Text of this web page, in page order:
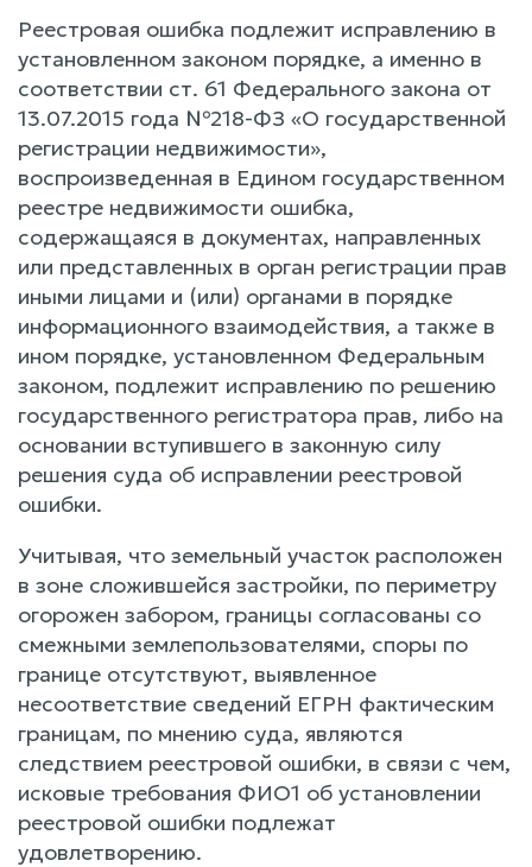
Реестровая ошибка подлежит исправлению в
установленном законом порядке, а именно в
соответствии ст. 61 Федерального закона от
13.07.2015 года №218-ФЗ «О государственной
регистрации недвижимости»,
воспроизведенная в Едином государственном
реестре недвижимости ошибка,
содержащаяся в документах, направленных
или представленных в орган регистрации прав
иными лицами и (или) органами в порядке
информационного взаимодействия, а также в
ином порядке, установленном Федеральным
законом, подлежит исправлению по решению
государственного регистратора прав, либо на
основании вступившего в законную силу
решения суда об исправлении реестровой
ошибки.
Учитывая, что земельный участок расположен
в зоне сложившейся застройки, по периметру
огорожен забором, границы согласованы со
смежными землепользователями, споры по
границе отсутствуют, выявленное
несоответствие сведений ЕГРН фактическим
границам, по мнению суда, являются
следствием реестровой ошибки, в связи с чем,
исковые требования ФИО1 об установлении
реестровой ошибки подлежат
удовлетворению.